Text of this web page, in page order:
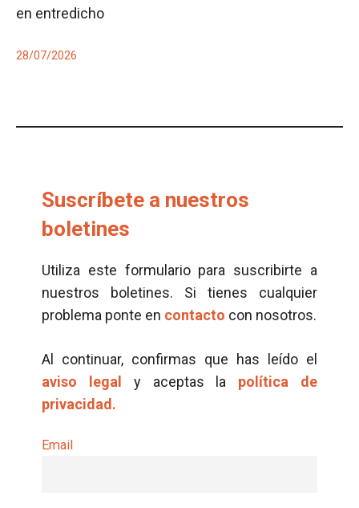
en entredicho
28/07/2026
Suscríbete a nuestros
boletines
Utiliza este formulario para suscribirte a
nuestros boletines. Si tienes cualquier
problema ponte en contacto con nosotros.
Al continuar, confirmas que has leído el
aviso legal
y aceptas la política de
privacidad.
Email